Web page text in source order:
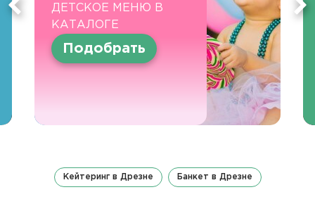
ДЕТСКОЕ МЕНЮ В
КАТАЛОГЕ
Подобрать
Кейтеринг в Дрезне Банкет в Дрезне